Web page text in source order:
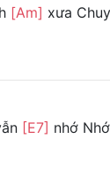
[Am] xưa
[E7] nhớ